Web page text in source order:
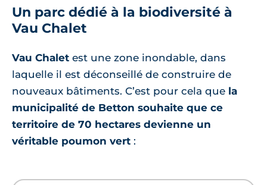
Un parc dédié à la biodiversité à
Vau Chalet
Vau Chalet est une zone inondable, dans
laquelle il est déconseillé de construire de
nouveaux bâtiments. C’est pour cela que la
municipalité de Betton souhaite que ce
territoire de 70 hectares devienne un
véritable poumon vert :